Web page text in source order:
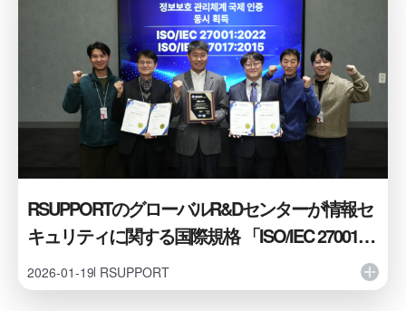
RSUPPORTのグローバルR&Dセンターが情報セ
キュリティに関する国際規格 「ISO/IEC 27001」
「ISO/IEC 27017」認証を同時取得
2026-01-19 RSUPPORT